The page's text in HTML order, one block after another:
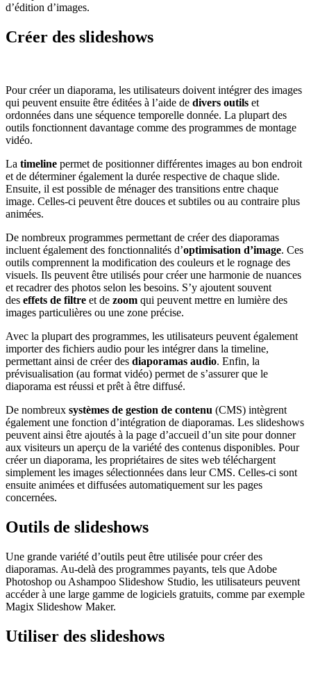
d’édition d’images.
Créer des slideshows
Pour créer un diaporama, les utilisateurs doivent intégrer des images
qui peuvent ensuite être éditées à l’aide de divers outils et
ordonnées dans une séquence temporelle donnée. La plupart des
outils fonctionnent davantage comme des programmes de montage
vidéo.
La timeline permet de positionner différentes images au bon endroit
et de déterminer également la durée respective de chaque slide.
Ensuite, il est possible de ménager des transitions entre chaque
image. Celles-ci peuvent être douces et subtiles ou au contraire plus
animées.
De nombreux programmes permettant de créer des diaporamas
incluent également des fonctionnalités d’optimisation d’image. Ces
outils comprennent la modification des couleurs et le rognage des
visuels. Ils peuvent être utilisés pour créer une harmonie de nuances
et recadrer des photos selon les besoins. S’y ajoutent souvent
des effets de filtre et de zoom qui peuvent mettre en lumière des
images particulières ou une zone précise.
Avec la plupart des programmes, les utilisateurs peuvent également
importer des fichiers audio pour les intégrer dans la timeline,
permettant ainsi de créer des diaporamas audio. Enfin, la
prévisualisation (au format vidéo) permet de s’assurer que le
diaporama est réussi et prêt à être diffusé.
De nombreux systèmes de gestion de contenu (CMS) intègrent
également une fonction d’intégration de diaporamas. Les slideshows
peuvent ainsi être ajoutés à la page d’accueil d’un site pour donner
aux visiteurs un aperçu de la variété des contenus disponibles. Pour
créer un diaporama, les propriétaires de sites web téléchargent
simplement les images sélectionnées dans leur CMS. Celles-ci sont
ensuite animées et diffusées automatiquement sur les pages
concernées.
Outils de slideshows
Une grande variété d’outils peut être utilisée pour créer des
diaporamas. Au-delà des programmes payants, tels que Adobe
Photoshop ou Ashampoo Slideshow Studio, les utilisateurs peuvent
accéder à une large gamme de logiciels gratuits, comme par exemple
Magix Slideshow Maker.
Utiliser des slideshows